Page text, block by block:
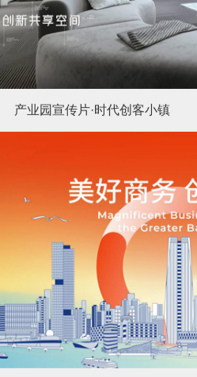
产业园宣传片·时代创客小镇
写字楼·招商时间广场